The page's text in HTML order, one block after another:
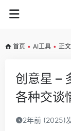
首页 • AI工具 • 正文
创意星 –
各种交谈
2年前 (2025)